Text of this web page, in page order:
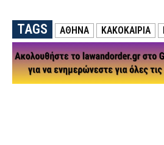
TAGS ΑΘΗΝΑ ΚΑΚΟΚΑΙΡΙΑ